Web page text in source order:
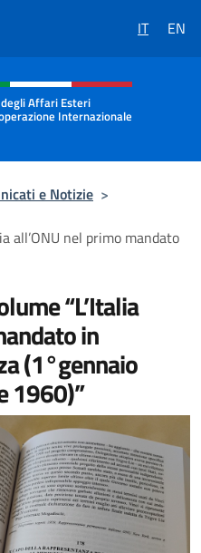
IT EN
e menù
Affari Esteri
Internazionale
e Notizie >
all’ONU nel primo mandato
“L’Italia
in
(1°gennaio
1960)”